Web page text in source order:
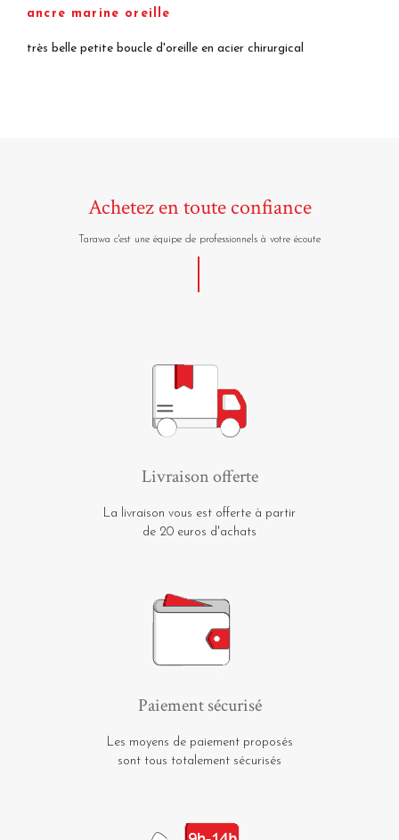
ancre marine oreille
très belle petite boucle d'oreille en acier chirurgical
Achetez en toute confiance
Tarawa c'est une équipe de professionnels à votre écoute
Livraison offerte
La livraison vous est offerte à partir
de 20 euros d'achats
Paiement sécurisé
Les moyens de paiement proposés
sont tous totalement sécurisés